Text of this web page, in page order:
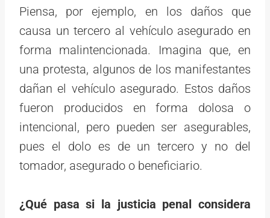
Piensa, por ejemplo, en los daños que
causa un tercero al vehículo asegurado en
forma malintencionada. Imagina que, en
una protesta, algunos de los manifestantes
dañan el vehículo asegurado. Estos daños
fueron producidos en forma dolosa o
intencional, pero pueden ser asegurables,
pues el dolo es de un tercero y no del
tomador, asegurado o beneficiario.
¿Qué pasa si la justicia penal considera